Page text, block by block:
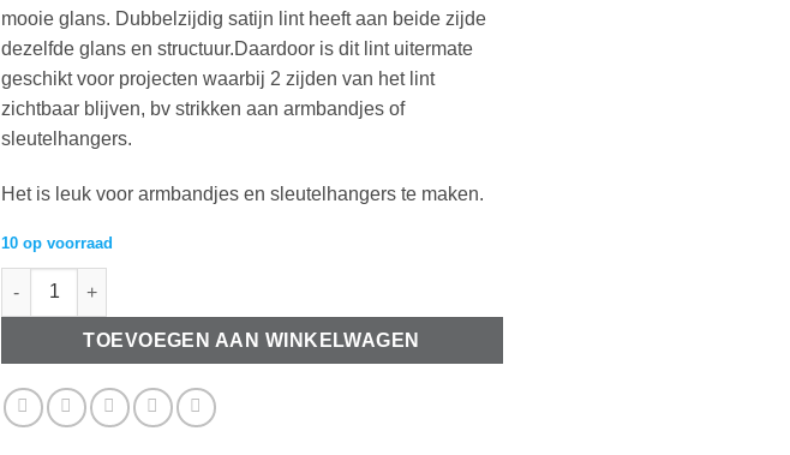
mooie glans. Dubbelzijdig satijn lint heeft aan beide zijde
dezelfde glans en structuur.Daardoor is dit lint uitermate
geschikt voor projecten waarbij 2 zijden van het lint
zichtbaar blijven, bv strikken aan armbandjes of
sleutelhangers.
Het is leuk voor armbandjes en sleutelhangers te maken.
10 op voorraad
Dubbelzijdig Satijnlint 6mm Army green aantal
TOEVOEGEN AAN WINKELWAGEN